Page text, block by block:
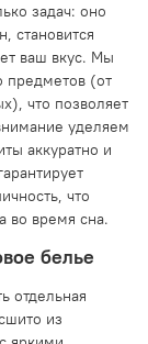
задач: оно
становится
ваш вкус. Мы
предметов (от
что позволяет
уделяем
аккуратно и
что
во время сна.
белье
отдельная
из